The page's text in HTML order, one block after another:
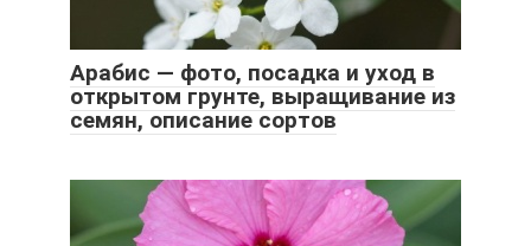
Арабис — фото, посадка и уход в
открытом грунте, выращивание из
семян, описание сортов